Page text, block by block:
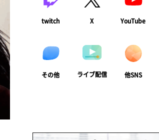
twitch X YouTube
その他 ライブ配信 他SNS